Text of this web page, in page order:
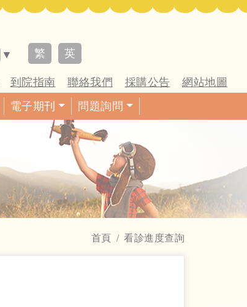
▼ 繁 英
到院指南 聯絡我們 採購公告
網站地圖
電子期刊 問題詢問
首頁 看診進度查詢